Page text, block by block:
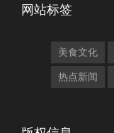
网站标签
美食文化
热点新闻